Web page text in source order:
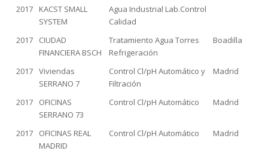
2017
KACST SMALL
SYSTEM
Agua Industrial Lab.Control
Calidad
2017
CIUDAD
FINANCIERA BSCH
Tratamiento Agua Torres
Refrigeración
Boadilla
2017 Viviendas
SERRANO 7
Control Cl/pH Automático y
Filtración
Madrid
2017
OFICINAS
SERRANO 73
Control Cl/pH Automático Madrid
2017
OFICINAS REAL
MADRID
Control Cl/pH Automático Madrid